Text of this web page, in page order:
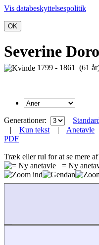
Vis databeskyttelsespolitik
OK
Severine
1799 - 1861 (61
Generationer:
| Kun tekst | Anetavle
PDF
Træk eller rul for at se mere
= Ny